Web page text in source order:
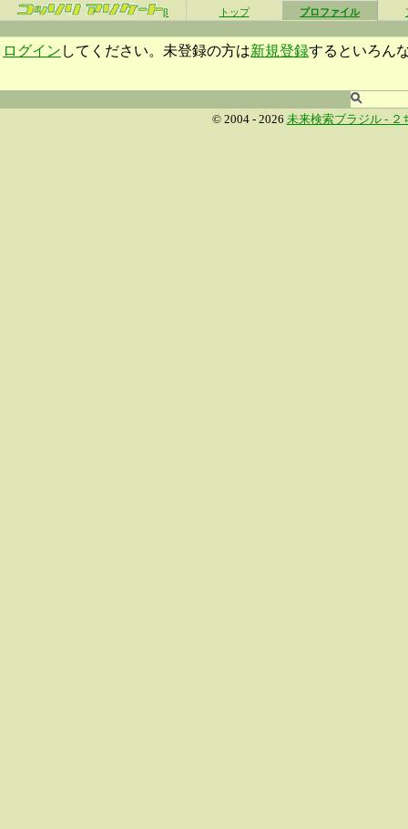
β トップ プロファイル
ログイン してください。未登録の方は新規登録するといろん
© 2004 - 2026 未来検索ブラジル - ２